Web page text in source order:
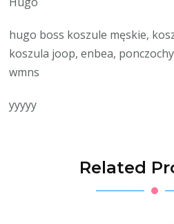
hugo boss koszule męskie,
koszula joop, enbea,
wmns
yyyyy
Related